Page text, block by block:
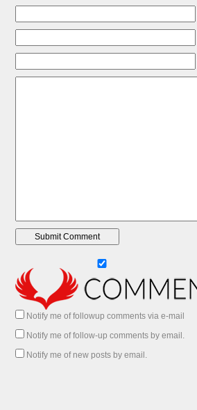
Notify me of followup comments via e-mail
Notify me of follow-up comments by email.
Notify me of new posts by email.